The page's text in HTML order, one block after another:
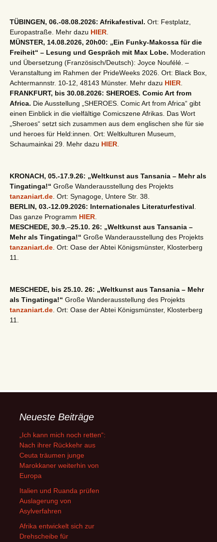
TÜBINGEN, 06.-08.08.2026: Afrikafestival. Ort: Festplatz,
Europastraße. Mehr dazu HIER
MÜNSTER, 14.08.2026, 20h00: „Ein Funky-Makossa für die
Freiheit“ – Lesung und Gespräch mit Max Lobe. Moderation
und Übersetzung (Französisch/Deutsch): Joyce Noufélé. –
Veranstaltung im Rahmen der PrideWeeks 2026. Ort: Black Box,
Achtermannstr. 10-12, 48143 Münster. Mehr dazu HIER
FRANKFURT, bis 30.08.2026: SHEROES. Comic Art from
Africa. Die Ausstellung „SHEROES. Comic Art from Africa“ gibt
einen Einblick in die vielfältige Comicszene Afrikas. Das Wort
„Sheroes“ setzt sich zusammen aus dem englischen she für sie
und heroes für Held:innen. Ort: Weltkulturen Museum,
Schaumainkai 29. Mehr dazu HIER
KRONACH, 05.-17.9.26: „Weltkunst aus Tansania – Mehr als
Tingatinga!“ Große Wanderausstellung des Projekts
tanzaniart.de . Ort: Synagoge, Untere Str. 38.
BERLIN, 03.-12.09.2026: Internationales Literaturfestival
Das ganze Programm HIER
MESCHEDE, 30.9.–25.10. 26: „Weltkunst aus Tansania –
Mehr als Tingatinga!“ Große Wanderausstellung des Projekts
tanzaniart.de . Ort: Oase der Abtei Königsmünster, Klosterberg
11.
MESCHEDE, bis 25.10. 26: „Weltkunst aus Tansania – Mehr
als Tingatinga!“ Große Wanderausstellung des Projekts
tanzaniart.de . Ort: Oase der Abtei Königsmünster, Klosterberg
11.
Neueste Beiträge
„Ich kann mich noch retten“:
Nach ihrer Rückkehr aus
Ceuta träumen junge
Marokkaner weiterhin von
Europa
Italien und Ruanda prüfen
Auslagerung von
Asylverfahren
Afrika entwickelt sich zur
Drehscheibe für